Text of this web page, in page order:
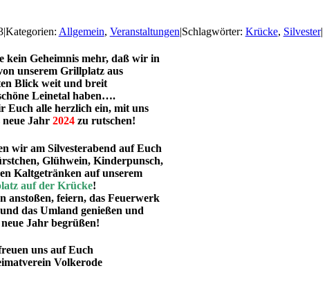
|Kategorien: Allgemein, Veranstaltungen|Schlagwörter: Krücke, Silvester|
kein Geheimnis mehr, daß wir in
unserem Grillplatz aus
Blick weit und breit
Leinetal haben….
Euch alle herzlich ein, mit uns
neue Jahr 2024zu rutschen!
wir am Silvesterabend auf Euch
Glühwein, Kinderpunsch,
Kaltgetränken auf unserem
auf der Krücke!
anstoßen, feiern, das Feuerwerk
das Umland genießen und
neue Jahr begrüßen!
uns auf Euch
Volkerode